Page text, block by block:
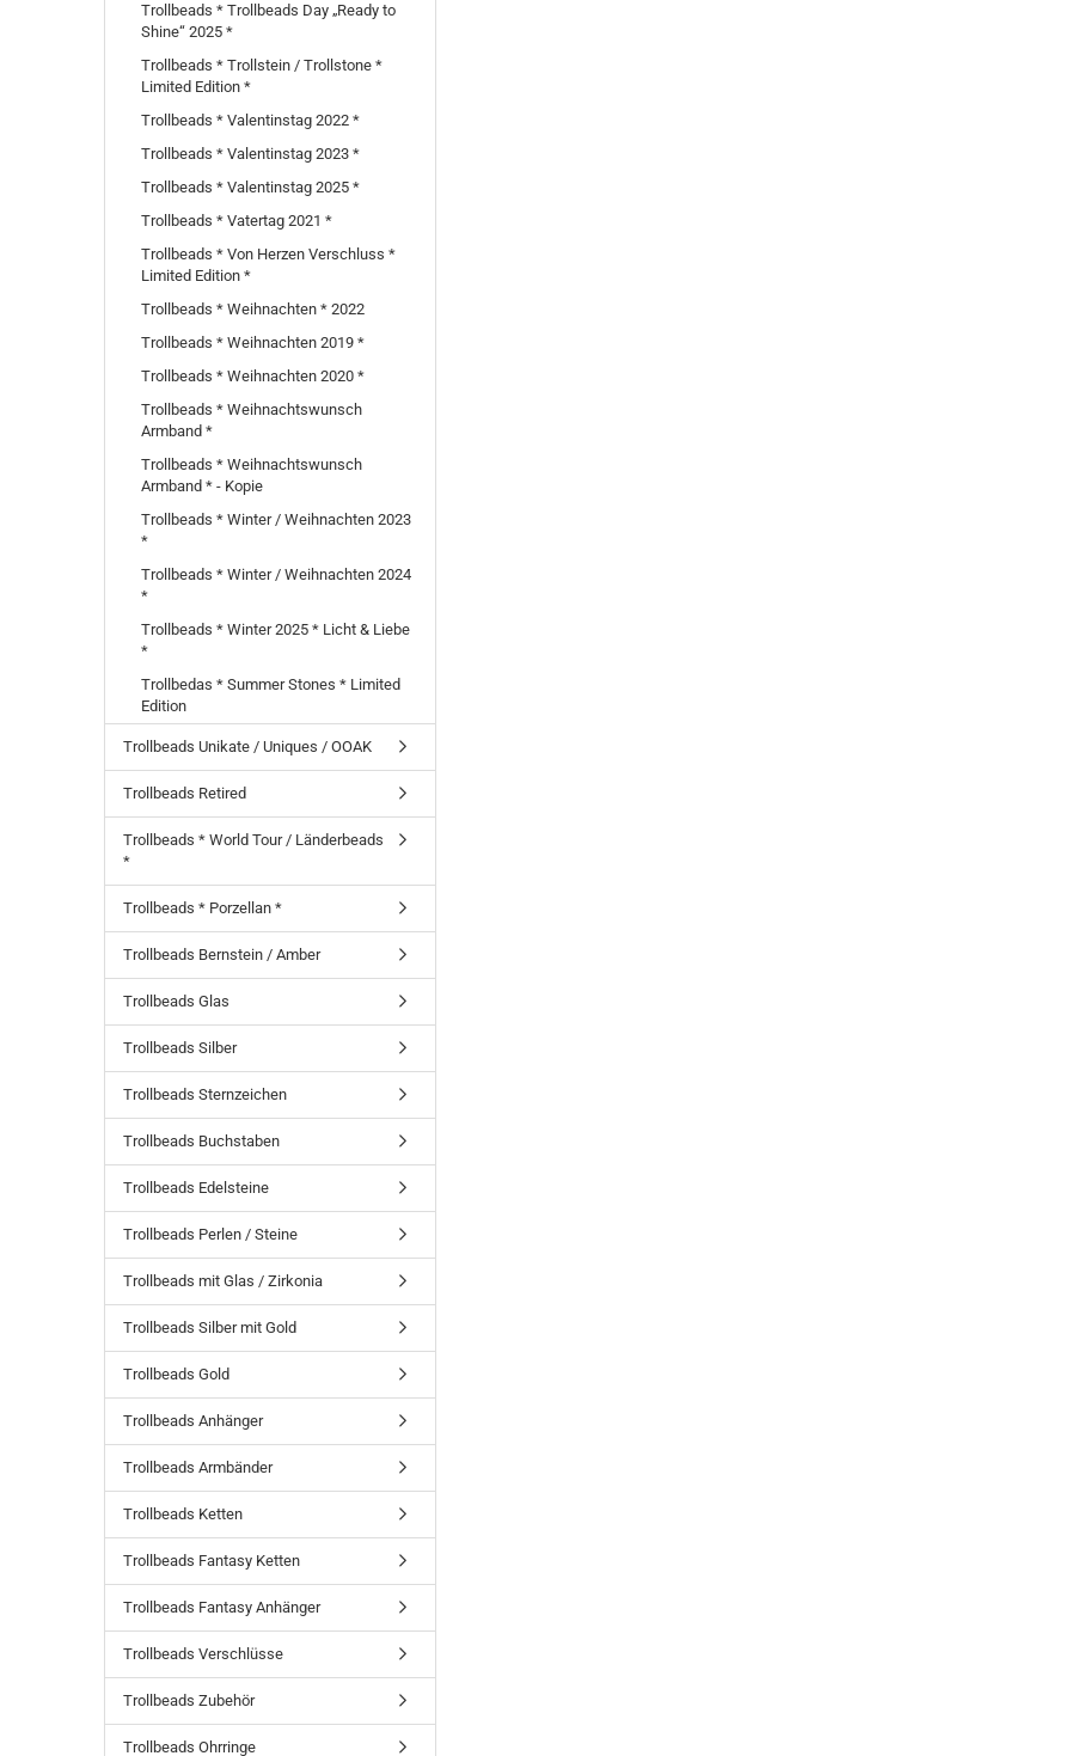
Trollbeads * Trollbeads Day „Ready to
Shine“ 2025 *
Trollbeads * Trollstein / Trollstone *
Limited Edition *
Trollbeads * Valentinstag 2022 *
Trollbeads * Valentinstag 2023 *
Trollbeads * Valentinstag 2025 *
Trollbeads * Vatertag 2021 *
Trollbeads * Von Herzen Verschluss *
Limited Edition *
Trollbeads * Weihnachten * 2022
Trollbeads * Weihnachten 2019 *
Trollbeads * Weihnachten 2020 *
Trollbeads * Weihnachtswunsch
Armband *
Trollbeads * Weihnachtswunsch
Armband * - Kopie
Trollbeads * Winter / Weihnachten 2023
*
Trollbeads * Winter / Weihnachten 2024
*
Trollbeads * Winter 2025 * Licht & Liebe
*
Trollbedas * Summer Stones * Limited
Edition
Trollbeads Unikate / Uniques / OOAK
Trollbeads Retired
Trollbeads * World Tour / Länderbeads
*
Trollbeads * Porzellan *
Trollbeads Bernstein / Amber
Trollbeads Glas
Trollbeads Silber
Trollbeads Sternzeichen
Trollbeads Buchstaben
Trollbeads Edelsteine
Trollbeads Perlen / Steine
Trollbeads mit Glas / Zirkonia
Trollbeads Silber mit Gold
Trollbeads Gold
Trollbeads Anhänger
Trollbeads Armbänder
Trollbeads Ketten
Trollbeads Fantasy Ketten
Trollbeads Fantasy Anhänger
Trollbeads Verschlüsse
Trollbeads Zubehör
Trollbeads Ohrringe